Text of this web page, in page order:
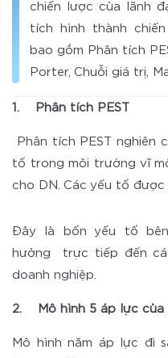
chiến lược của lãnh
tích hình thành
bao gồm Phân tích
Porter, Chuỗi giá trị,
1. Phân tích PEST
Phân tích PEST nghiên
tố trong môi trường vĩ
cho DN. Các yếu tố được
Đây là bốn yếu tố
hưởng trực tiếp đến
doanh nghiệp.
2. Mô hình 5 áp lực của
Mô hình năm áp lực đi